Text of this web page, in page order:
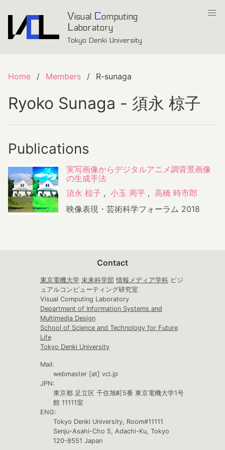
Visual Computing
Laboratory
Tokyo Denki University
Home Members R-sunaga
Ryoko Sunaga - 須永 椋子
Publications
実写画像からデジタルアニメ調背景画像
の生成手法
須永 椋子 , 小玉 周平 , 高橋 時市郎
映像表現・芸術科学フォーラム 2018
Contact
東京電機大学 未来科学部 情報メディア学科 ビジ
ュアルコンピューティング研究室
Visual Computing Laboratory
Department of Information Systems and
Multimedia Design
School of Science and Technology for Future
Life
Tokyo Denki University
Mail:
webmaster [at] vcl.jp
JPN:
東京都 足立区 千住旭町5番 東京電機大学1号
館 11111室
ENG:
Tokyo Denki University, Room#11111
Senju-Asahi-Cho 5, Adachi-Ku, Tokyo
120-8551 Japan